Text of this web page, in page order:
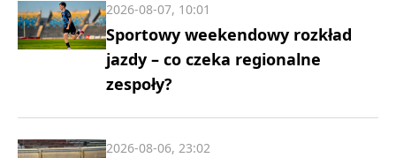
Sportowy weekendowy rozkład
jazdy – co czeka regionalne
zespoły?
2026-08-07, 10:01
2026-08-06, 23:02